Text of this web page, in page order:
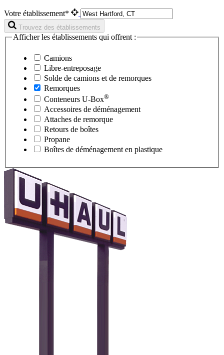
Votre établissement*
Trouvez des établissements
Afficher les établissements qui offrent :
Camions
Libre-entreposage
Solde de camions et de remorques
Remorques
Conteneurs U-Box®
Accessoires de déménagement
Attaches de remorque
Retours de boîtes
Propane
Boîtes de déménagement en plastique